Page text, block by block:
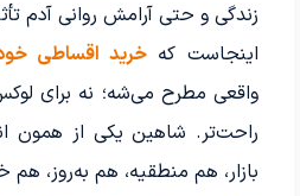
زندگی و حتی آرامش روانی آدم
اینجاست کهخرید اقساطی
واقعی مطرح می‌شه؛ نه برای
راحت‌تر. شاهین یکی از همون
بازار، هم منطقیه، هم به‌روز، هم